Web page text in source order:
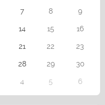
7 8
9
14 15
16
21 22
23
28 29
30
4 5 6